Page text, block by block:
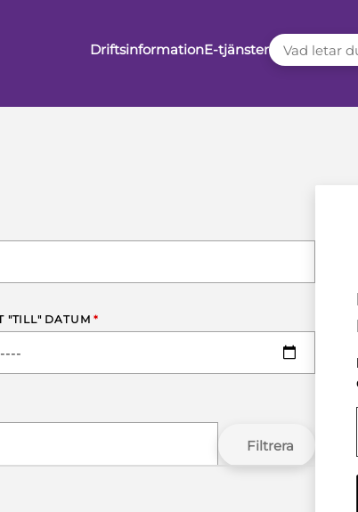
DriftsinformationE-tjänster
VAD LETAR
"TILL" DATUM*
Filtrera